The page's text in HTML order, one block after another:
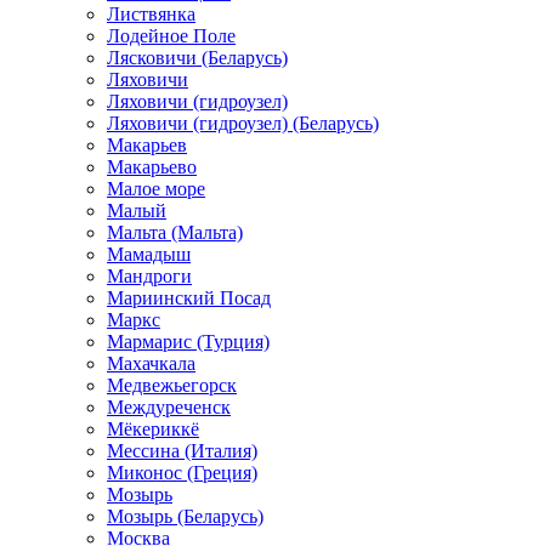
Листвянка
Лодейное Поле
Лясковичи (Беларусь)
Ляховичи
Ляховичи (гидроузел)
Ляховичи (гидроузел) (Беларусь)
Макарьев
Макарьево
Малое море
Малый
Мальта (Мальта)
Мамадыш
Мандроги
Мариинский Посад
Маркс
Мармарис (Турция)
Махачкала
Медвежьегорск
Междуреченск
Мёкериккё
Мессина (Италия)
Миконос (Греция)
Мозырь
Мозырь (Беларусь)
Москва